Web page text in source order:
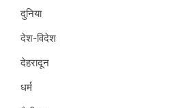
दुनिया
देश-विदेश
देहरादून
धर्म